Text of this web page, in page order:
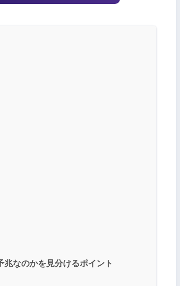
なのかを見分けるポイント